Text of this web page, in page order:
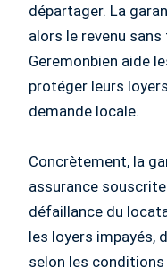
départager. La
alors le revenu
Geremonbien aide
protéger leurs
demande locale.
Concrètement, la
assurance
défaillance du
les loyers impayés,
selon les